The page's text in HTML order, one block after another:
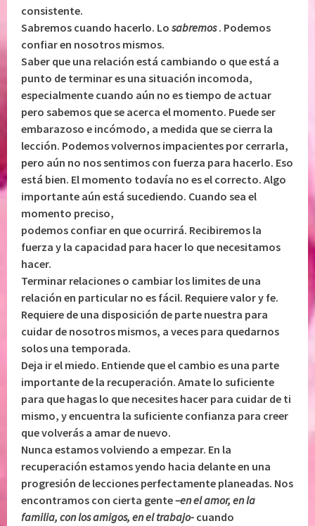
consistente.
Sabremos cuando hacerlo. Losabremos. Podemos
confiar en nosotros mismos.
Saber que una relación está cambiando o que está a
punto de terminar es una situación incomoda,
especialmente cuando aún no es tiempo de actuar
pero sabemos que se acerca el momento. Puede ser
embarazoso e incómodo, a medida que se cierra la
lección. Podemos volvernos impacientes por cerrarla,
pero aún no nos sentimos con fuerza para hacerlo. Eso
está bien. El momento todavía no es el correcto. Algo
importante aún está sucediendo. Cuando sea el
momento preciso,
podemos confiar en que ocurrirá. Recibiremos la
fuerza y la capacidad para hacer lo que necesitamos
hacer.
Terminar relaciones o cambiar los limites de una
relación en particular no es fácil. Requiere valor y fe.
Requiere de una disposición de parte nuestra para
cuidar de nosotros mismos, a veces para quedarnos
solos una temporada.
Deja ir el miedo. Entiende que el cambio es una parte
importante de la recuperación. Amate lo suficiente
para que hagas lo que necesites hacer para cuidar de ti
mismo, y encuentra la suficiente confianza para creer
que volverás a amar de nuevo.
Nunca estamos volviendo a empezar. En la
recuperación estamos yendo hacia delante en una
progresión de lecciones perfectamente planeadas. Nos
encontramos con cierta gente–en el amor, en la
familia, con los amigos, en el trabajo- cuando